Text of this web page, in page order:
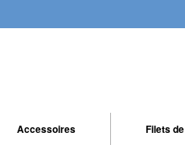
Accessoires Filets